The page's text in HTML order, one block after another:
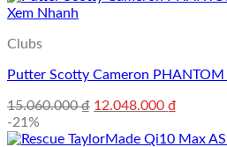
Xem Nhanh
Clubs
Putter Scotty Cameron
15.060.000₫ Giá
là:
12.048.000 ₫
tại
-21%